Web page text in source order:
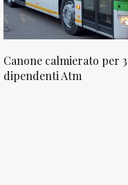
Canone calmierato per
dipendenti Atm